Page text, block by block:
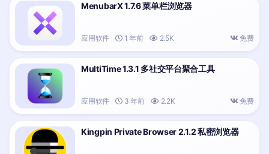
MenubarX 1.7.6 菜单栏浏览器
应用软件 1 年前 2.5K 免费
MultiTime 1.3.1 多社交平台聚合工具
应用软件 3 年前 2.2K 免费
Kingpin Private Browser 2.1.2 私密浏览器